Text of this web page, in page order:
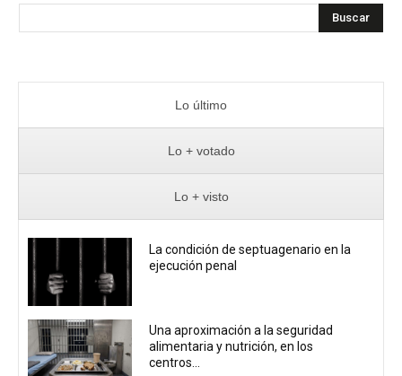
Buscar
Lo último
Lo + votado
Lo + visto
La condición de septuagenario en la
ejecución penal
Una aproximación a la seguridad
alimentaria y nutrición, en los
centros...